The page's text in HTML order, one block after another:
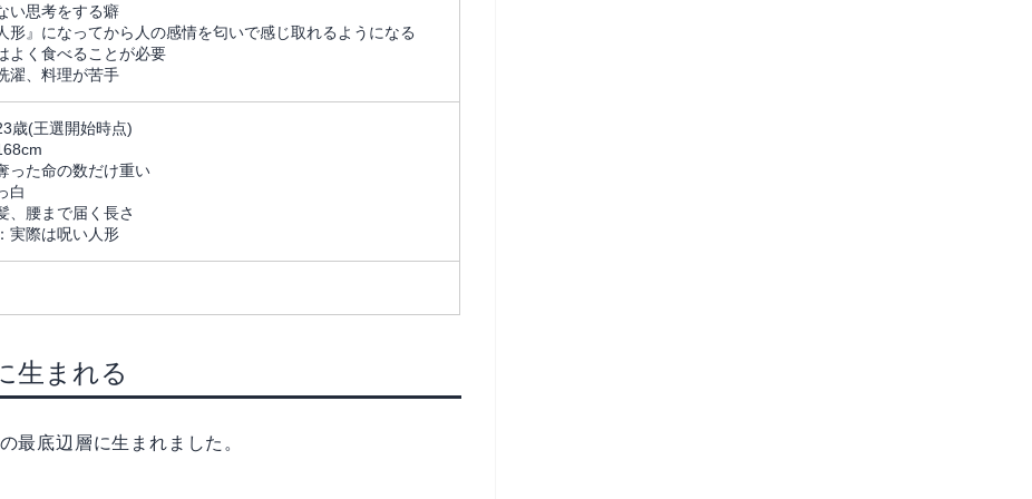
い思考をする癖
形』になってから人の感情を匂いで感じ取れるようになる
よく食べることが必要
濯、料理が苦手
歳(王選開始時点)
った命の数だけ重い
白
、腰まで届く長さ
実際は呪い人形
生まれる
最底辺層に生まれました。